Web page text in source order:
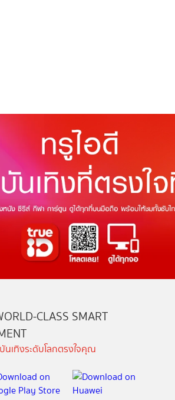
CLASS SMART
เทิงระดับโลกตรงใจคุณ